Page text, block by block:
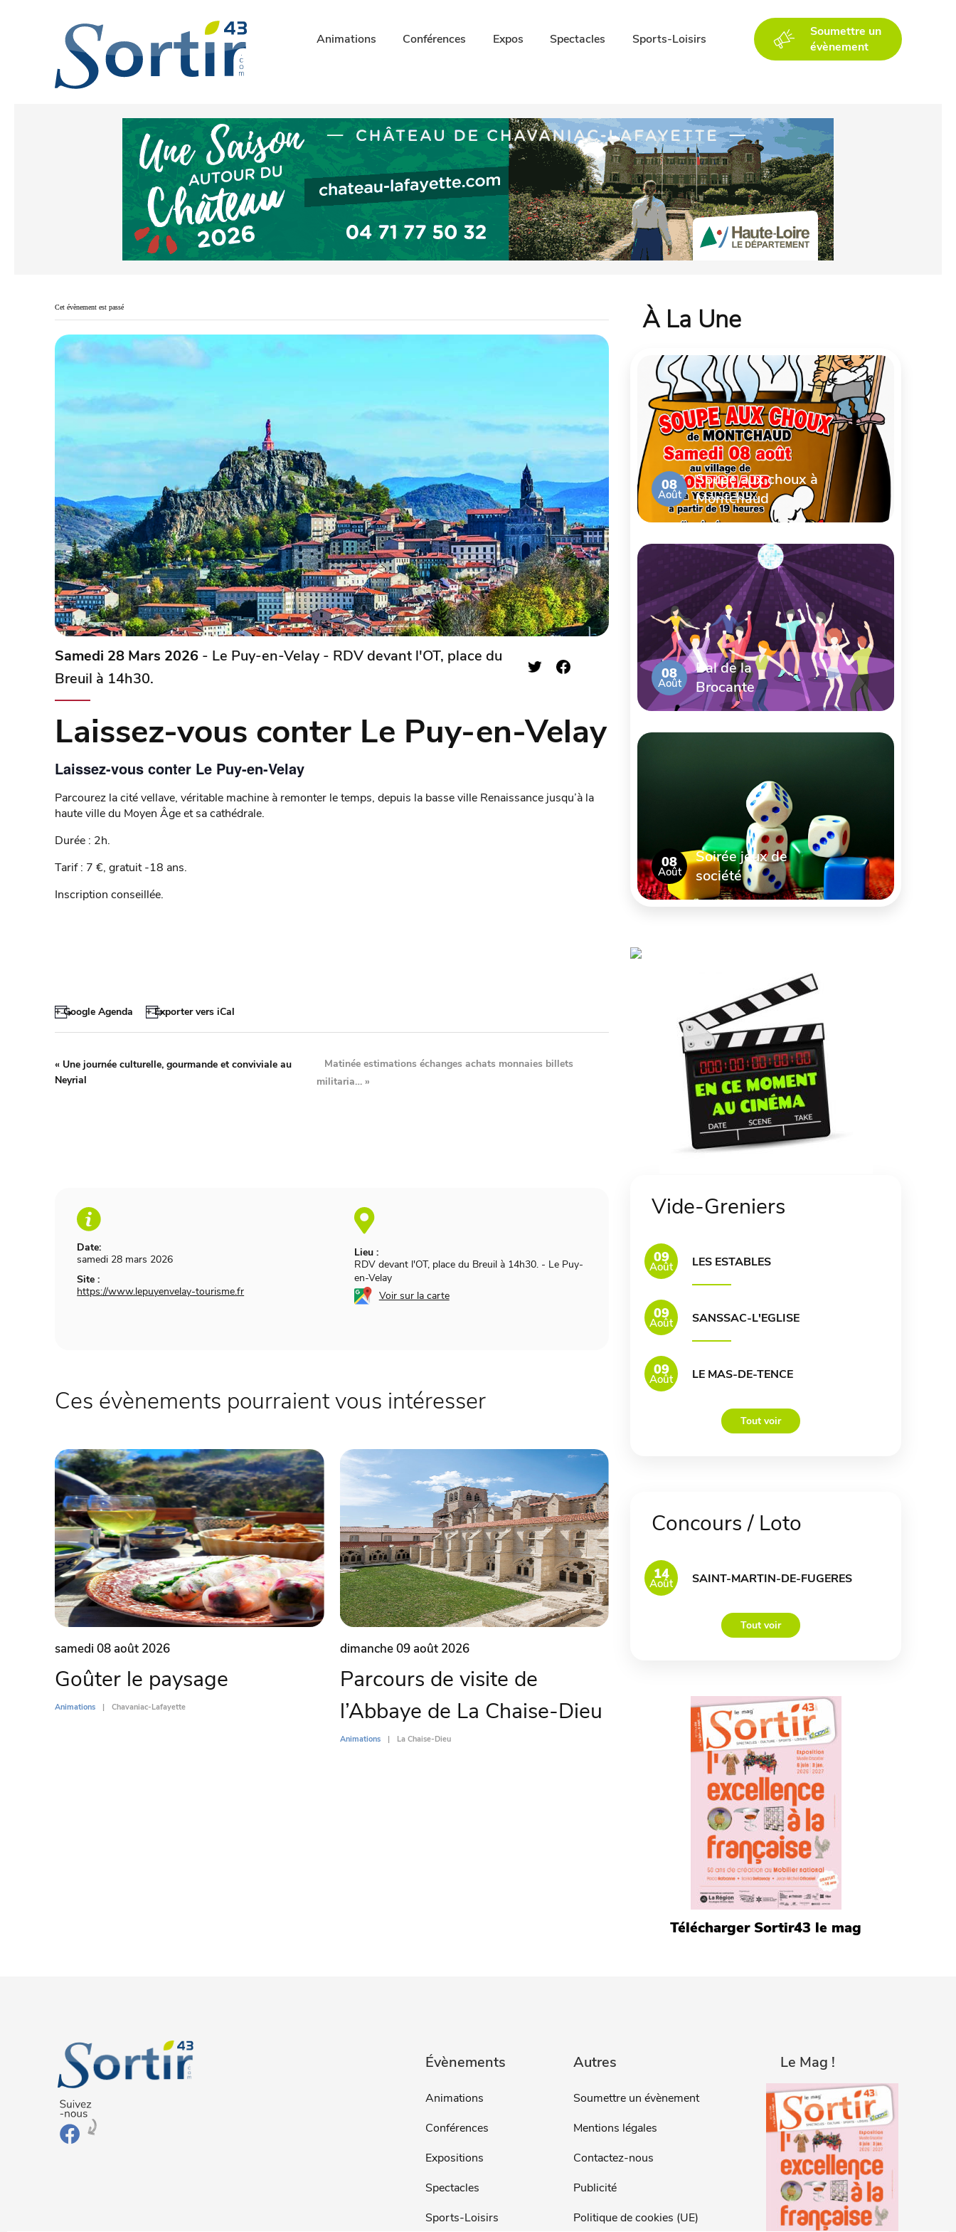
Animations Conférences Expos Spectacles Sports-Loisirs
Soumettre un
évènement
Cet évènement est passé
Samedi 28 Mars 2026 - Le Puy-en-Velay - RDV devant l'OT, place du
Breuil à 14h30.
Laissez-vous conter Le Puy-en-Velay
Laissez-vous conter Le Puy-en-Velay
Parcourez la cité vellave, véritable machine à remonter le temps, depuis la basse ville Renaissance jusqu’à la
haute ville du Moyen Âge et sa cathédrale.
Durée : 2h.
Tarif : 7 €, gratuit -18 ans.
Inscription conseillée.
+ Google Agenda + Exporter vers iCal
Date:
samedi 28 mars 2026
Site :
https://www.lepuyenvelay-tourisme.fr
Lieu :
RDV devant l'OT, place du Breuil à 14h30. - Le Puy-
en-Velay
Voir sur la carte
« Une journée culturelle, gourmande et conviviale au
Neyrial
Matinée estimations échanges achats monnaies billets
militaria… »
Ces évènements pourraient vous intéresser
samedi 08 août 2026
Goûter le paysage
Animations Chavaniac-Lafayette
dimanche 09 août 2026
Parcours de visite de
l’Abbaye de La Chaise-Dieu
Animations La Chaise-Dieu
À La Une
08
Août
Soupe aux choux à
Montchaud
08
Août
Bal de la
Brocante
08
Août
Soirée jeux de
société
Vide-Greniers
09
Août LES ESTABLES
09
Août SANSSAC-L'EGLISE
09
Août LE MAS-DE-TENCE
Tout voir
Concours / Loto
14
Août SAINT-MARTIN-DE-FUGERES
Tout voir
Télécharger Sortir43 le mag
Évènements
Animations
Conférences
Expositions
Spectacles
Sports-Loisirs
Autres
Soumettre un évènement
Mentions légales
Contactez-nous
Publicité
Politique de cookies (UE)
Le Mag !